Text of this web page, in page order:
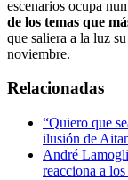
escenarios ocupa
de los temas que
que saliera a la luz
noviembre.
Relacionadas
“Quiero que
ilusión de
André
reacciona a